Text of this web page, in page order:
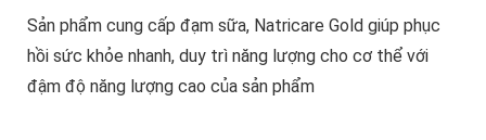
Sản phẩm cung cấp đạm sữa, Natricare Gold giúp phục
hồi sức khỏe nhanh, duy trì năng lượng cho cơ thể với
đậm độ năng lượng cao của sản phẩm